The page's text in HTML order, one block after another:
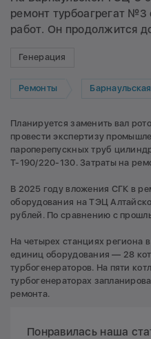
ремонт турбоагрегат
работ. Он продолжится
Генерация
Ремонты
Планируется заменить вал
провести экспертизу
пароперепускных труб
Т-190/220-130. Затраты на
В 2025 году вложения СГК в
оборудования на ТЭЦ
рублей. По сравнению с
На четырех станциях региона
единиц оборудования — 28
турбогенераторов. На пяти
турбогенераторах
ремонта.
Понравилась наша